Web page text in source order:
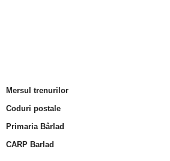
Mersul trenurilor
Coduri postale
Primaria Bârlad
CARP Barlad